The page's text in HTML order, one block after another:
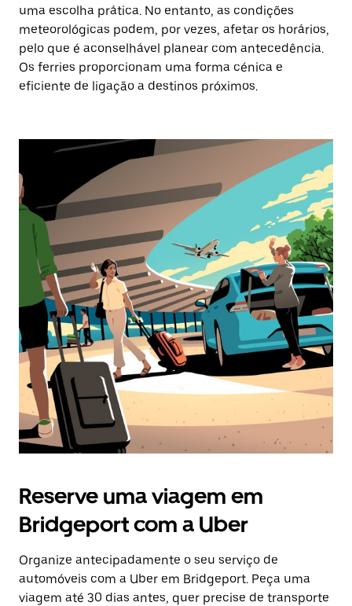
uma escolha prática. No entanto, as condições
meteorológicas podem, por vezes, afetar os horários,
pelo que é aconselhável planear com antecedência.
Os ferries proporcionam uma forma cénica e
eficiente de ligação a destinos próximos.
Reserve uma viagem em
Bridgeport com a Uber
Organize antecipadamente o seu serviço de
automóveis com a Uber em Bridgeport. Peça uma
viagem até 30 dias antes, quer precise de transporte